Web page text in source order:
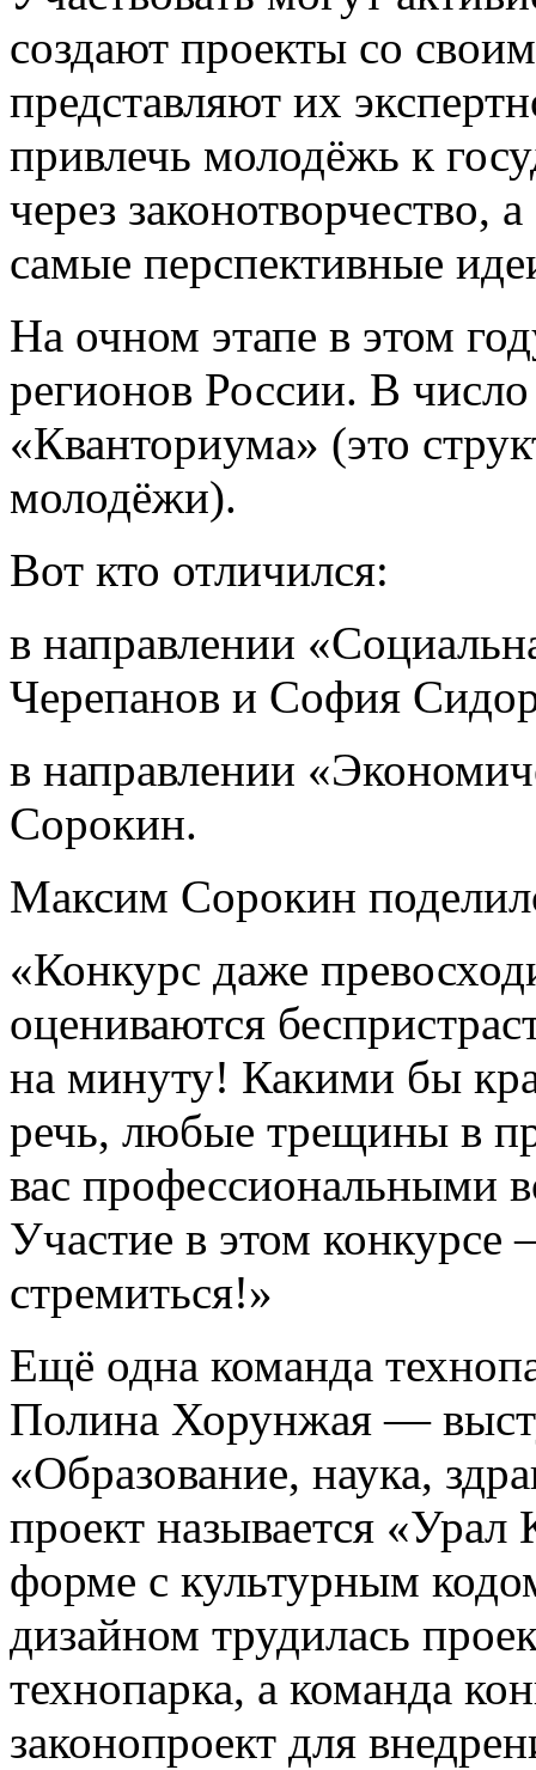
создают проекты со
представляют их
привлечь молодёжь к
через законотворчество,
самые перспективные
На очном этапе в этом
регионов России. В
«Кванториума» (это
молодёжи).
Вот кто отличился:
в направлении
Черепанов и София
в направлении
Сорокин.
Максим Сорокин
«Конкурс даже
оцениваются
на минуту! Какими бы
речь, любые трещины в
вас профессиональными
Участие в этом конкурсе
стремиться!»
Ещё одна команда
Полина Хорунжая —
«Образование, наука,
проект называется
форме с культурным
дизайном трудилась
технопарка, а команда
законопроект для